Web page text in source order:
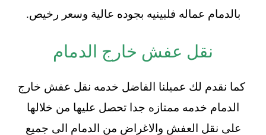
بالدمام عماله فلبينيه بجوده عالية وسعر رخيص.
نقل عفش خارج الدمام
كما نقدم لك عميلنا الفاضل خدمه نقل عفش خارج
الدمام خدمه ممتازه جدا تحصل عليها من خلالها
على نقل العفش والاغراض من الدمام الى جميع